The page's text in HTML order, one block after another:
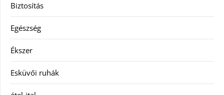
Biztosítás
Egészség
Ékszer
Esküvői ruhák